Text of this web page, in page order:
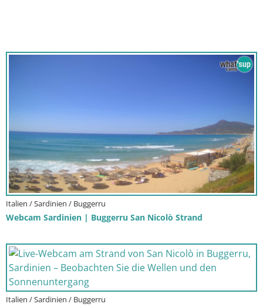
Italien / Sardinien / Buggerru
Webcam Sardinien | Buggerru San Nicolò Strand
Italien / Sardinien / Buggerru